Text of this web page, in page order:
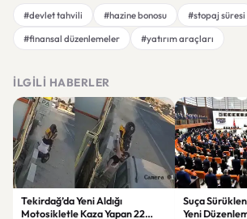
#devlet tahvili #hazine bonosu #stopaj süresi
#finansal düzenlemeler
#yatırım araçları
İLGILI HABERLER
Tekirdağ’da Yeni Aldığı
Motosikletle Kaza Yapan 22
Suça
Yeni